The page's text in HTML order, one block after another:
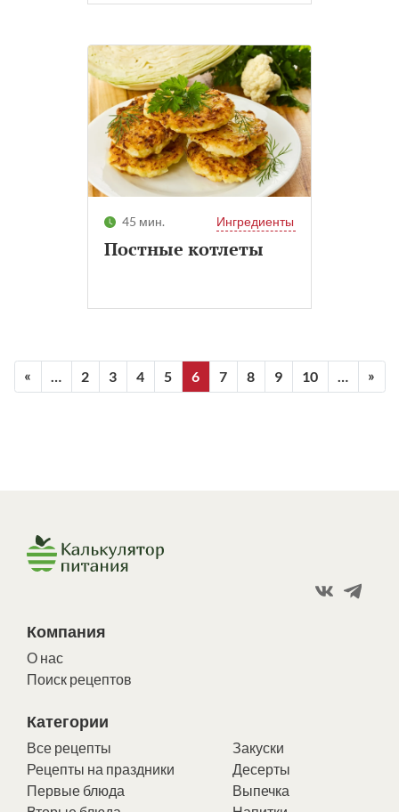
45 мин. Ингредиенты
Постные котлеты
« 2 3 4 5 6 7 8 9 10 »
Компания
О нас
Поиск рецептов
Категории
Все рецепты
Рецепты на праздники
Первые блюда
Закуски
Десерты
Выпечка